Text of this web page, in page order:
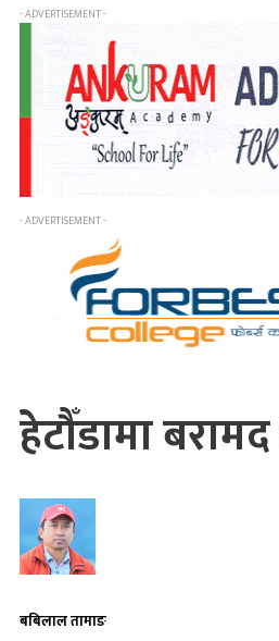
- ADVERTISEMENT -
- ADVERTISEMENT -
हेटौँडामा
बबिलाल तामाङ